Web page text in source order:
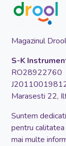
Magazinul
S-K
RO28922760
Marasesti 22,
Suntem
pentru
mai multe